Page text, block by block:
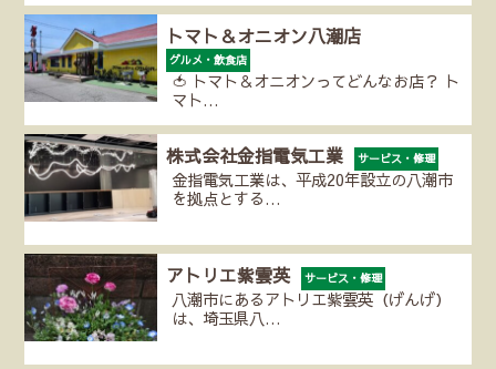
トマト＆オニオン八潮店
グルメ・飲食店
🍅 トマト＆オニオンってどんなお店？ ト
マト…
株式会社金指電気工業 サービス・修理
金指電気工業は、平成20年設立の八潮市
を拠点とする…
アトリエ紫雲英 サービス・修理
八潮市にあるアトリエ紫雲英（げんげ）
は、埼玉県八…